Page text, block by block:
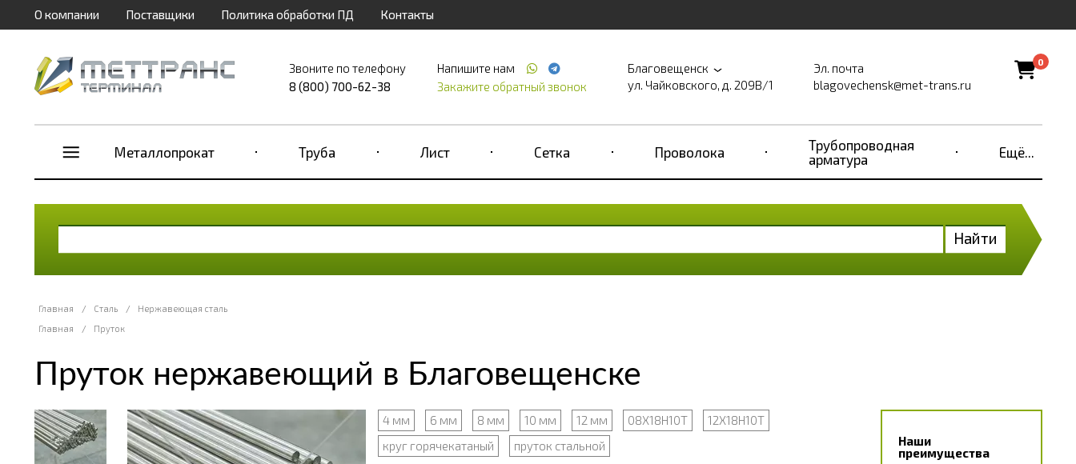
О компании Поставщики Политика обработки ПД Контакты
Звоните по телефону
8 (800) 700-62-38
Напишите нам
Закажите обратный звонок
Благовещенск
ул. Чайковского, д. 209В/1
Эл. почта
blagovechensk@met-trans.ru
0
Металлопрокат Труба Лист Сетка Проволока
Трубопроводная
арматура
Ещё...
Найти
Главная / Сталь /
Нержавеющая сталь
Главная
/ Пруток
Пруток нержавеющий в Благовещенске
4 мм 6 мм 8 мм 10 мм 12 мм 08Х18Н10Т
12Х18Н10Т
круг горячекатаный
пруток стальной
Наши
преимущества